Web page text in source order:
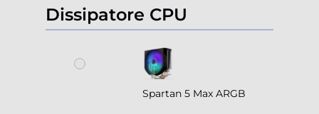
Dissipatore CPU
Spartan 5 Max ARGB